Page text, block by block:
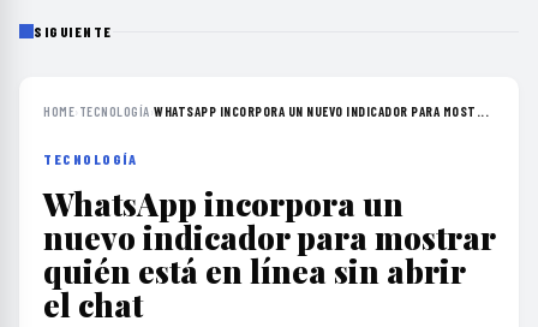
SIGUIENTE
HOME› TECNOLOGÍA›WHATSAPP INCORPORA UN NUEVO INDICADOR PARA MOST...
TECNOLOGÍA
WhatsApp incorpora un
nuevo indicador para mostrar
quién está en línea sin abrir
el chat